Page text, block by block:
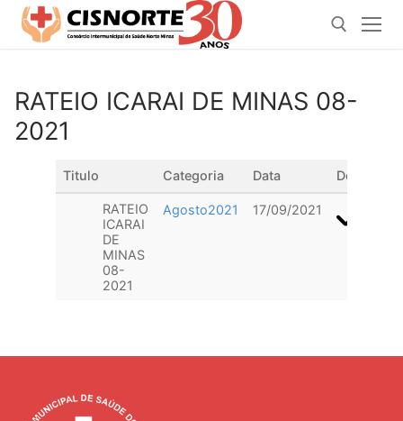
Pular
para
Pesquisar por:
RATEIO ICARAI DE MINAS 08-
2021
Titulo Categoria Data Download
RATEIO
ICARAI
DE
MINAS
08-
2021
Agosto2021 17/09/2021